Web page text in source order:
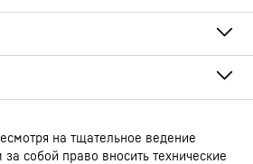
по эксплуатации
на тщательное ведение
собой право вносить технические